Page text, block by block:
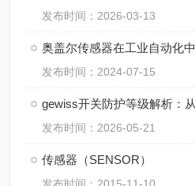
发布时间：2026-03-13
奥盖尔传感器在工业自动化
发布时间：2024-07-15
gewiss开关防护等级解析：
发布时间：2026-05-21
传感器（SENSOR）